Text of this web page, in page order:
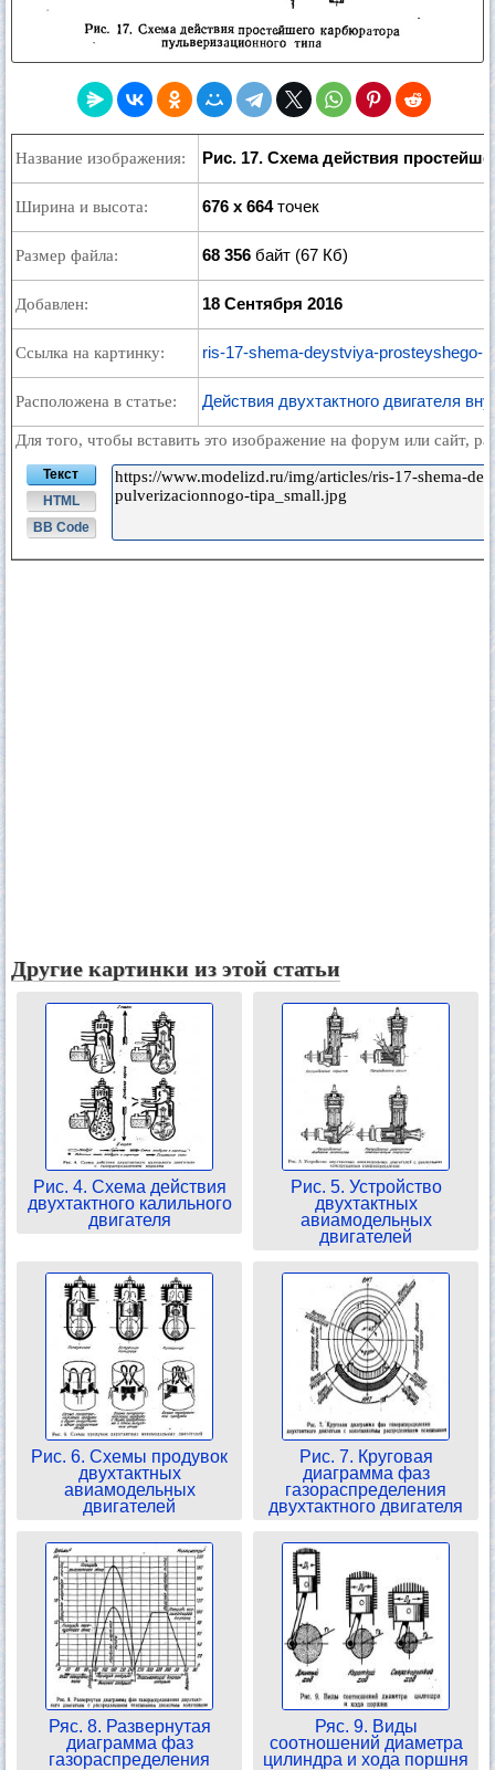
Название изображения: Рис. 17. Схема действия
Ширина и высота: 676 x 664точек
Размер файла: 68 356 байт (67 Кб)
Добавлен: 18 Сентября 2016
Ссылка на картинку: ris-17-shema-deystviya-prosteyshego-
Расположена в статье: Действия двухтактного двигателя
Для того, чтобы вставить это изображение на форум или сайт,
Текст
HTML
BB Code
Другие картинки из этой статьи
Рис. 4. Схема действия
двухтактного калильного
двигателя
Рис. 5. Устройство
двухтактных
авиамодельных
двигателей
Рис. 6. Схемы продувок
двухтактных
авиамодельных
двигателей
Рис. 7. Круговая
диаграмма фаз
газораспределения
двухтактного двигателя
Ряс. 8. Развернутая
диаграмма фаз
газораспределения
Ряс. 9. Виды
соотношений диаметра
цилиндра и хода поршня